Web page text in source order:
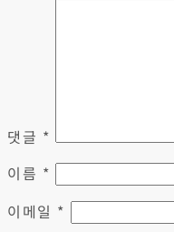
댓글 *
이름 *
이메일 *